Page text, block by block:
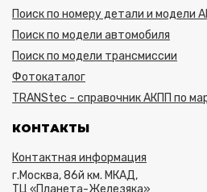
Поиск по номеру детали и модели
Поиск по модели автомобиля
Поиск по модели трансмиссии
Фотокаталог
TRANStec - справочник АКПП по
КОНТАКТЫ
Контактная информация
г.Москва, 86й км. МКАД,
ТЦ «Планета-Железяка»